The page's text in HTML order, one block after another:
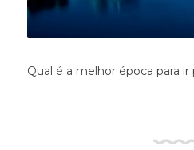
Qual é a melhor época para ir